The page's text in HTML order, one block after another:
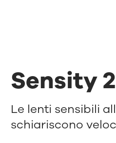
Sensity 2
Le lenti sensibili
schiariscono